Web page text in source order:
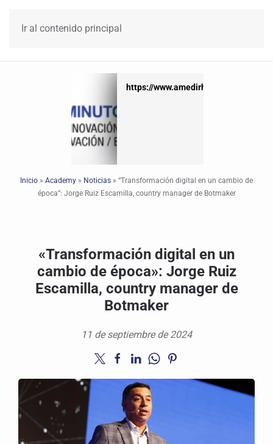
Ir al contenido principal
https://www.amedirh.com.mx
https://www.amedirh.com.mx
Inicio » Academy » Noticias » “Transformación digital en un cambio de
época”: Jorge Ruiz Escamilla, country manager de Botmaker
«Transformación digital en un
cambio de época»: Jorge Ruiz
Escamilla, country manager de
Botmaker
11 de septiembre de 2024